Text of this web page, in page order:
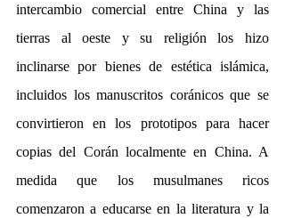
intercambio comercial entre China y las
tierras al oeste y su religión los hizo
inclinarse por bienes de estética islámica,
incluidos los manuscritos coránicos que se
convirtieron en los prototipos para hacer
copias del Corán localmente en China. A
medida que los musulmanes ricos
comenzaron a educarse en la literatura y la